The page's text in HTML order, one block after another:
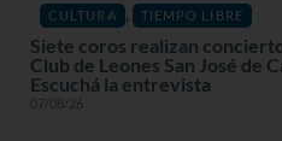
CULTURA , TIEMPO LIBRE
Siete coros realizan
Club de Leones San José de
Escuchá la entrevista
07/08/26